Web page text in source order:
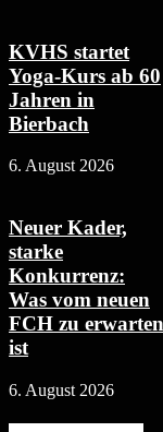
KVHS startet
Yoga-Kurs ab 60
Jahren in
Bierbach
6. August 2026
Neuer Kader,
starke
Konkurrenz:
Was vom neuen
FCH zu erwarten
ist
6. August 2026